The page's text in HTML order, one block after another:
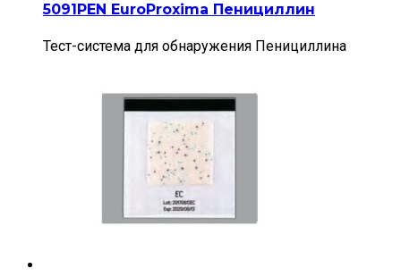
5091PEN EuroProxima Пенициллин
Тест-система для обнаружения Пенициллина